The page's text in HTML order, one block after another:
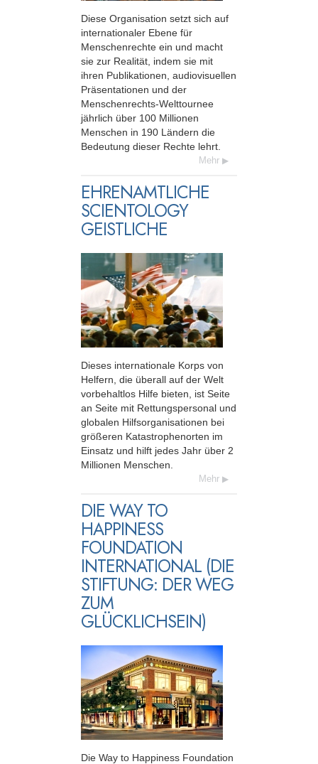
Diese Organisation setzt sich auf
inter­nationaler Ebene für
Menschenrechte ein und macht
sie zur Realität, indem sie mit
ihren Publikationen, audio­visuellen
Präsentationen und der
Menschenrechts-Welttournee
jährlich über 100 Millionen
Menschen in 190 Ländern die
Bedeutung dieser Rechte lehrt.
Mehr
EHRENAMTLICHE
SCIENTOLOGY
GEISTLICHE
Dieses internationale Korps von
Helfern, die überall auf der Welt
vorbehaltlos Hilfe bieten, ist Seite
an Seite mit Rettungspersonal und
globalen Hilfsorganisationen bei
größeren Katastrophenorten im
Einsatz und hilft jedes Jahr über 2
Millionen Menschen.
Mehr
DIE WAY TO
HAPPINESS
FOUNDATION
INTERNATIONAL (DIE
STIFTUNG: DER WEG
ZUM
GLÜCKLICHSEIN)
Die Way to Happiness Foundation